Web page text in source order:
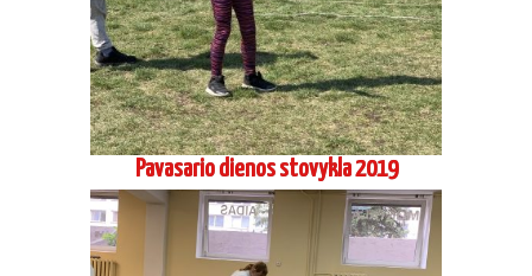
Pavasario dienos stovykla 2019